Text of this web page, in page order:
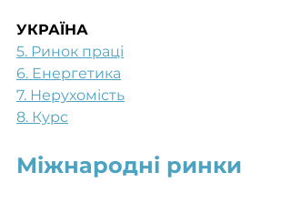
УКРАЇНА
5. Ринок праці
6. Енергетика
7. Нерухомість
8. Курс
Міжнародні ринки